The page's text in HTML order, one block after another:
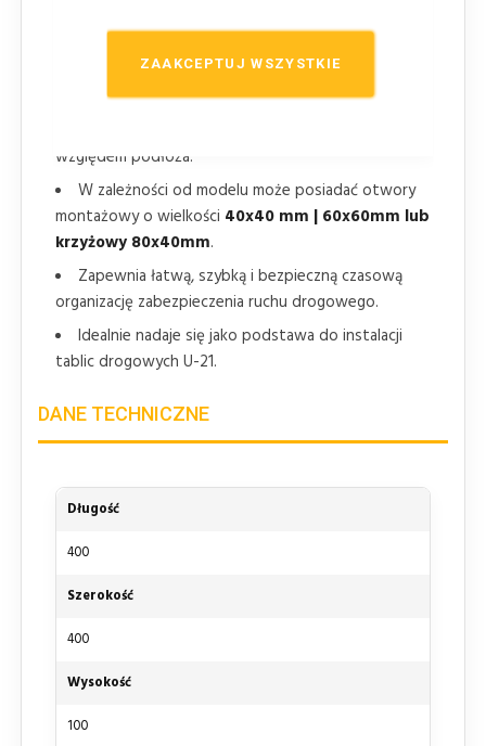
ZAAKCEPTUJ WSZYSTKIE
szybkie i łatwe jej przenoszenie.
Stopki w dolnej części podstawy drogowej i
względem podłoża.
W zależności od modelu może posiadać otwory
montażowy o wielkości 40x40 mm | 60x60mm lub
krzyżowy 80x40mm.
Zapewnia łatwą, szybką i bezpieczną czasową
organizację zabezpieczenia ruchu drogowego.
Idealnie nadaje się jako podstawa do instalacji
tablic drogowych U-21.
DANE TECHNICZNE
Długość
400
Szerokość
400
Wysokość
100